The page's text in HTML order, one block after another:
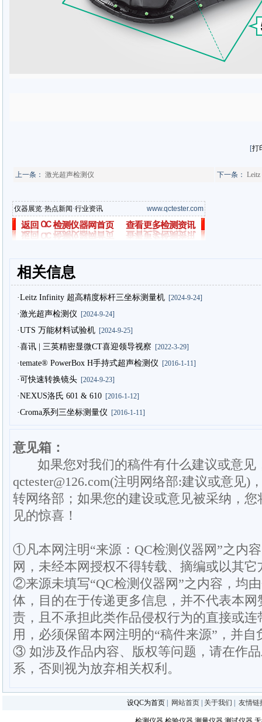
[打
上一条： 激光超声检测仪 下一条：
仪器展览·热点新闻·行业资讯 www.qctester.com
相关信息
·Leitz Infinity 超高精度标杆三坐标测量机[2024-9-24]
·激光超声检测仪 [2024-9-24]
·UTS 万能材料试验机[2024-9-25]
·喜讯 | 三英精密显微CT喜迎领导视察 [2022-3-29]
·temate® PowerBox H手持式超声检测仪 [2016-1-11]
·可快速转换镜头[2024-9-23]
·NEXUS洛氏 601 & 610[2016-1-12]
·Croma系列三坐标测量仪 [2016-1-11]
意见箱：
如果您对我们的稿件有什么建议或意见
qctester@126.com(注明网络部:建议或意见)
转网络部；如果您的建设或意见被采纳，
见的惊喜！
①凡本网注明“来源：QC检测仪器网”之内
网，未经本网授权不得转载、摘编或以其它
②来源未填写“QC检测仪器网”之内容，均
体，目的在于传递更多信息，并不代表本
责，且不承担此类作品侵权行为的直接或
用，必须保留本网注明的“稿件来源”，并
③ 如涉及作品内容、版权等问题，请在作
系，否则视为放弃相关权利。
设QC为首页 网站首页 关于我们 友情链